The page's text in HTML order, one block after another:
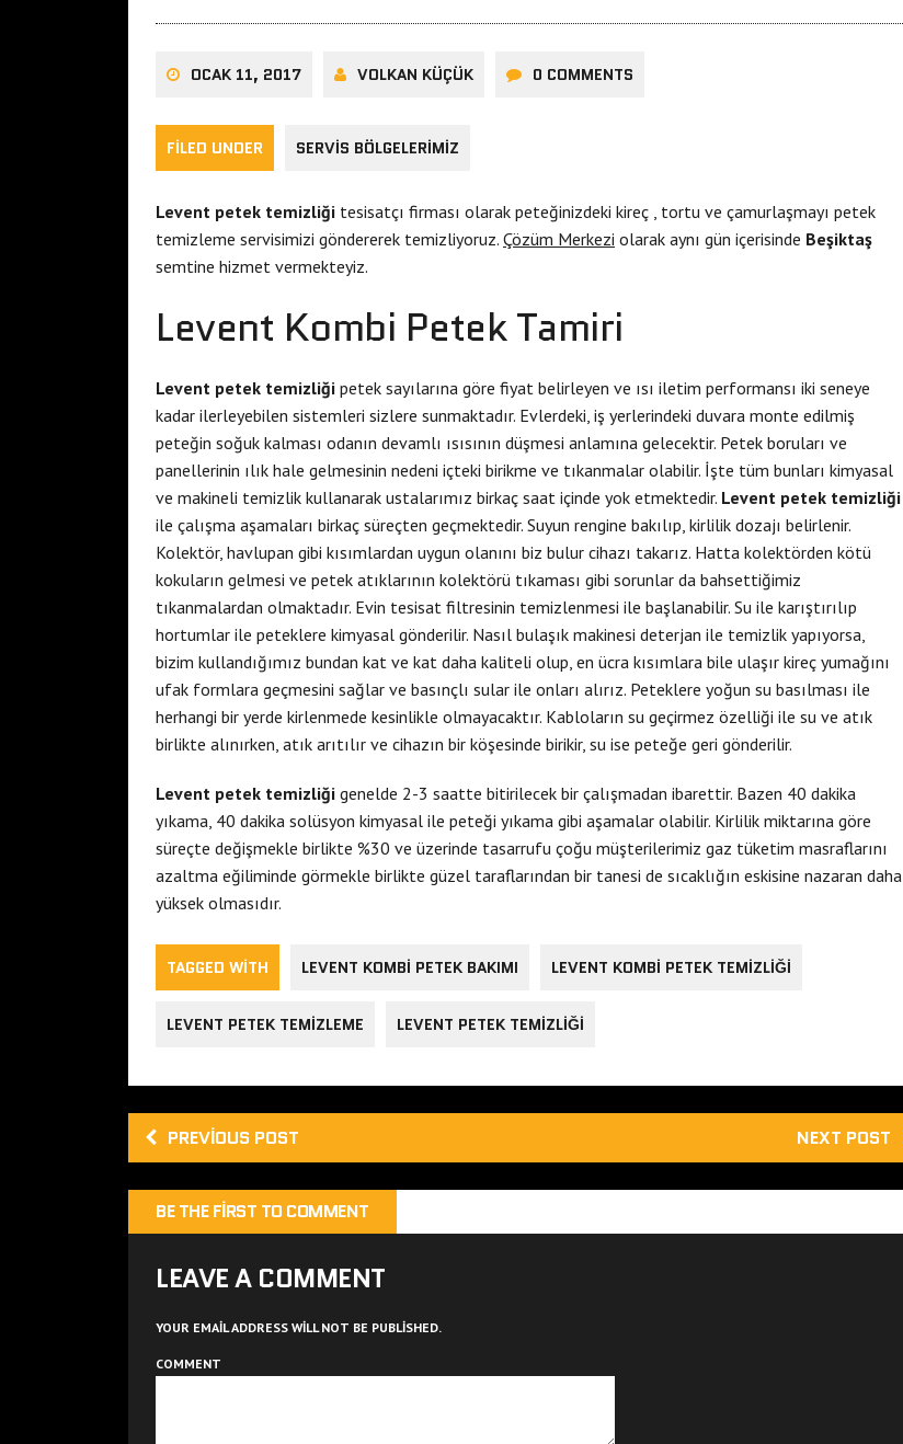
OCAK 11, 2017 VOLKAN KÜÇÜK 0 COMMENTS
FILED UNDER SERVIS BÖLGELERIMIZ
Levent petek temizliği tesisatçı firması olarak peteğinizdeki kireç , tortu ve çamurlaşmayı petek
temizleme servisimizi göndererek temizliyoruz. Çözüm Merkezi olarak aynı gün içerisinde Beşiktaş
semtine hizmet vermekteyiz.
Levent Kombi Petek Tamiri
Levent petek temizliği petek sayılarına göre fiyat belirleyen ve ısı iletim performansı iki seneye
kadar ilerleyebilen sistemleri sizlere sunmaktadır. Evlerdeki, iş yerlerindeki duvara monte edilmiş
peteğin soğuk kalması odanın devamlı ısısının düşmesi anlamına gelecektir. Petek boruları ve
panellerinin ılık hale gelmesinin nedeni içteki birikme ve tıkanmalar olabilir. İşte tüm bunları kimyasal
ve makineli temizlik kullanarak ustalarımız birkaç saat içinde yok etmektedir. Levent petek temizliği
ile çalışma aşamaları birkaç süreçten geçmektedir. Suyun rengine bakılıp, kirlilik dozajı belirlenir.
Kolektör, havlupan gibi kısımlardan uygun olanını biz bulur cihazı takarız. Hatta kolektörden kötü
kokuların gelmesi ve petek atıklarının kolektörü tıkaması gibi sorunlar da bahsettiğimiz
tıkanmalardan olmaktadır. Evin tesisat filtresinin temizlenmesi ile başlanabilir. Su ile karıştırılıp
hortumlar ile peteklere kimyasal gönderilir. Nasıl bulaşık makinesi deterjan ile temizlik yapıyorsa,
bizim kullandığımız bundan kat ve kat daha kaliteli olup, en ücra kısımlara bile ulaşır kireç yumağını
ufak formlara geçmesini sağlar ve basınçlı sular ile onları alırız. Peteklere yoğun su basılması ile
herhangi bir yerde kirlenmede kesinlikle olmayacaktır. Kabloların su geçirmez özelliği ile su ve atık
birlikte alınırken, atık arıtılır ve cihazın bir köşesinde birikir, su ise peteğe geri gönderilir.
Levent petek temizliği genelde 2-3 saatte bitirilecek bir çalışmadan ibarettir. Bazen 40 dakika
yıkama, 40 dakika solüsyon kimyasal ile peteği yıkama gibi aşamalar olabilir. Kirlilik miktarına göre
süreçte değişmekle birlikte %30 ve üzerinde tasarrufu çoğu müşterilerimiz gaz tüketim masraflarını
azaltma eğiliminde görmekle birlikte güzel taraflarından bir tanesi de sıcaklığın eskisine nazaran daha
yüksek olmasıdır.
TAGGED WITH LEVENT KOMBI PETEK BAKIMI LEVENT KOMBI PETEK TEMIZLIĞI
LEVENT PETEK TEMIZLEME LEVENT PETEK TEMIZLIĞI
PREVIOUS POST NEXT POST
BE THE FIRST TO COMMENT
LEAVE A COMMENT
YOUR EMAIL ADDRESS WILL NOT BE PUBLISHED.
COMMENT